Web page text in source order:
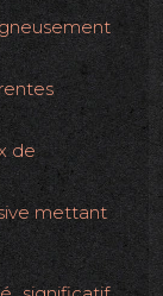
de
mettant